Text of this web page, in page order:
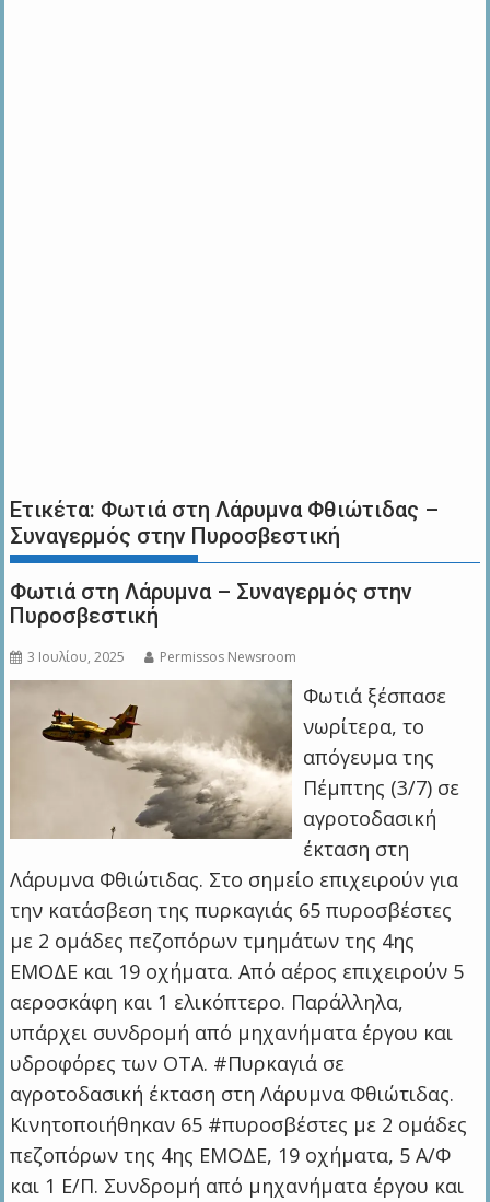
Ετικέτα: Φωτιά στη Λάρυμνα Φθιώτιδας –
Συναγερμός στην Πυροσβεστική
Φωτιά στη Λάρυμνα – Συναγερμός στην
Πυροσβεστική
3 Ιουλίου, 2025 Permissos Newsroom
Φωτιά ξέσπασε
νωρίτερα, το
απόγευμα της
Πέμπτης (3/7) σε
αγροτοδασική
έκταση στη
Λάρυμνα Φθιώτιδας. Στο σημείο επιχειρούν για
την κατάσβεση της πυρκαγιάς 65 πυροσβέστες
με 2 ομάδες πεζοπόρων τμημάτων της 4ης
ΕΜΟΔΕ και 19 οχήματα. Από αέρος επιχειρούν 5
αεροσκάφη και 1 ελικόπτερο. Παράλληλα,
υπάρχει συνδρομή από μηχανήματα έργου και
υδροφόρες των ΟΤΑ. #Πυρκαγιά σε
αγροτοδασική έκταση στη Λάρυμνα Φθιώτιδας.
Κινητοποιήθηκαν 65 #πυροσβέστες με 2 ομάδες
πεζοπόρων της 4ης ΕΜΟΔΕ, 19 οχήματα, 5 Α/Φ
και 1 Ε/Π. Συνδρομή από μηχανήματα έργου και